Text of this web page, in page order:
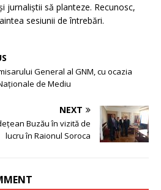
jurnaliștii să planteze. Recunosc,
sesiunii de întrebări.
General al GNM, cu ocazia
de Mediu
NEXT
Buzău în vizită de
lucru în Raionul Soroca